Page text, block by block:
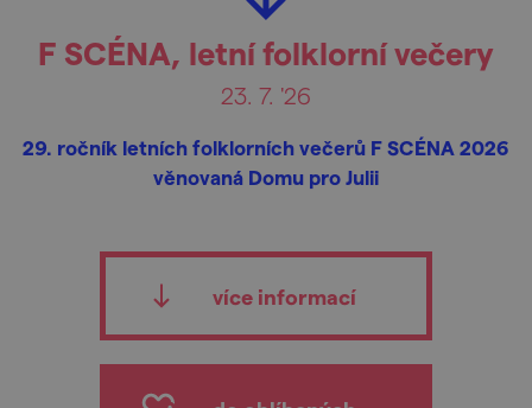
F SCÉNA, letní folklorní večery
23. 7. '26
29. ročník letních folklorních večerů F SCÉNA 2026
věnovaná Domu pro Julii
více informací